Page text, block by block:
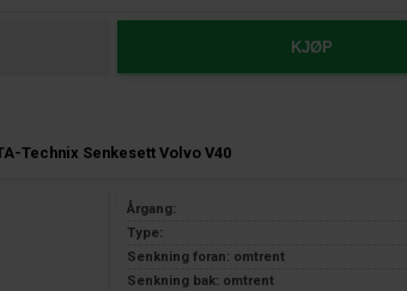
KJØP
Technix Senkesett Volvo V40
Årgang:
Type:
Senkning foran: omtrent
Senkning bak: omtrent